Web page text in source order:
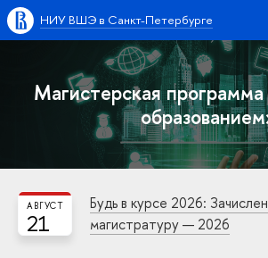
НИУ ВШЭ в Санкт-Петербурге
Магистерская
21
АВГУСТ
Будь в курсе 2026:
магистратуру — 2026